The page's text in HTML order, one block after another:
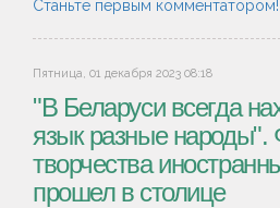
Станьте первым комментатором!
Пятница, 01 декабря 2023 08:18
"В Беларуси всегда
язык разные народы".
творчества
прошел в столице